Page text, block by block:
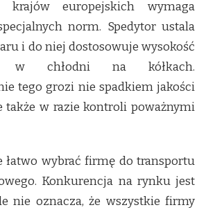
europejskich wymaga
norm. Spedytor ustala
i do niej dostosowuje wysokość
w chłodni na kółkach.
tego grozi nie spadkiem jakości
także w razie kontroli poważnymi
łatwo wybrać firmę do transportu
Konkurencja na rynku jest
nie oznacza, że wszystkie firmy